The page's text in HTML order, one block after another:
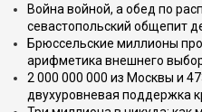
Война войной, а обед по
севастопольский общепит
Брюссельские миллионы
арифметика внешнего
2 000 000 000 из Москвы и
двухуровневая поддержка